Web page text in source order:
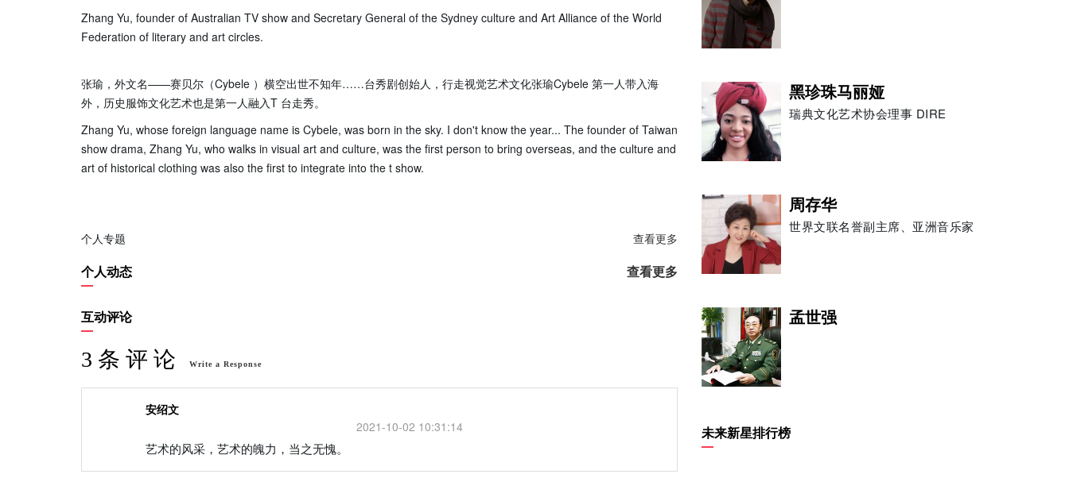
Zhang Yu, founder of Australian TV show and Secretary General of the Sydney culture and Art Alliance of the World
Federation of literary and art circles.
张瑜，外文名——赛贝尔（Cybele ）横空出世不知年……台秀剧创始人，行走视觉艺术文化张瑜Cybele 第一人带入海
外，历史服饰文化艺术也是第一人融入T 台走秀。
Zhang Yu, whose foreign language name is Cybele, was born in the sky. I don't know the year... The founder of Taiwan
show drama, Zhang Yu, who walks in visual art and culture, was the first person to bring overseas, and the culture and
art of historical clothing was also the first to integrate into the t show.
个人专题 查看更多
个人动态 查看更多
互动评论
3 条 评 论 Write a Response
安绍文
2021-10-02 10:31:14
艺术的风采，艺术的魄力，当之无愧。
黑珍珠马丽娅
瑞典文化艺术协会理事 DIRE
周存华
世界文联名誉副主席、亚洲音乐家
孟世强
祝绪丹
未来新星排行榜